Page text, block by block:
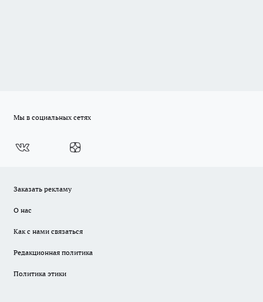
Мы в социальных сетях
Заказать рекламу
О нас
Как с нами связаться
Редакционная политика
Политика этики